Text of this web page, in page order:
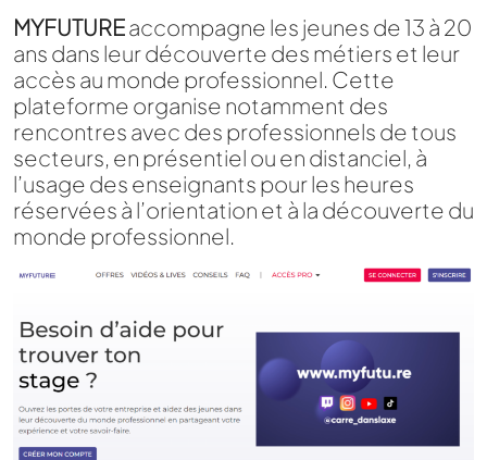
MYFUTUREaccompagne les jeunes de 13 à 20
ans dans leur découverte des métiers et leur
accès au monde professionnel. Cette
plateforme organise notamment des
rencontres avec des professionnels de tous
secteurs, en présentiel ou en distanciel, à
l’usage des enseignants pour les heures
réservées à l’orientation et à la découverte du
monde professionnel.